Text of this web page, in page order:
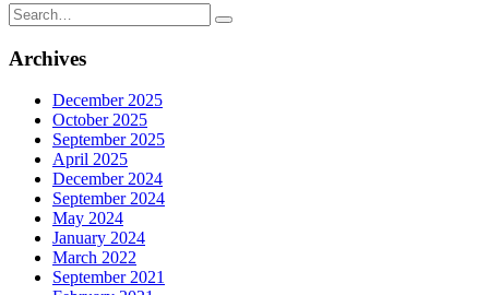
Search
for:
Archives
December 2025
October 2025
September 2025
April 2025
December 2024
September 2024
May 2024
January 2024
March 2022
September 2021